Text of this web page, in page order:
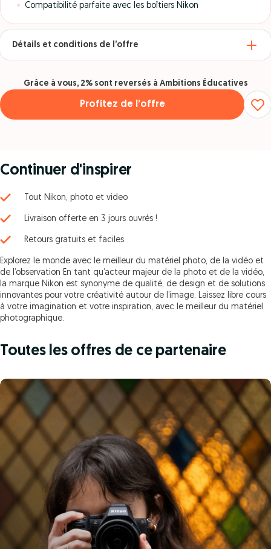
Continuer d'inspirer
Tout Nikon, photo et video
Livraison offerte en 3 jours ouvrés !
Retours gratuits et faciles
Explorez le monde avec le meilleur du matériel photo, de la vidéo et
de l’observation En tant qu’acteur majeur de la photo et de la vidéo,
la marque Nikon est synonyme de qualité, de design et de solutions
innovantes pour votre créativité autour de l’image. Laissez libre cours
à votre imagination et votre inspiration, avec le meilleur du matériel
photographique.
Compatibilité parfaite avec les boîtiers Nikon
Détails et conditions de l’offre
Profitez de l’offre
Grâce à vous, 2% sont reversés à Ambitions Éducatives
Toutes les offres de ce partenaire